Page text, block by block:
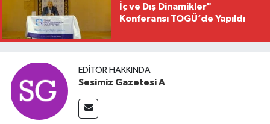
İç ve Dış Dinamikler"
Konferansı TOGÜ’de Yapıldı
EDITÖR HAKKINDA
Sesimiz Gazetesi A